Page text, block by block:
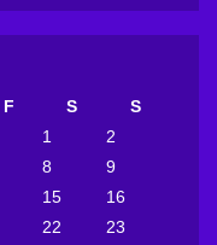
F S
S
1
2
8
9
15
16
22
23